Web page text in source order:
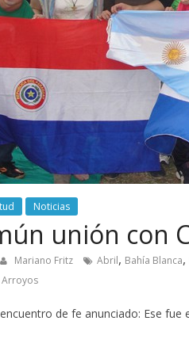
Noticias
unión con
Mariano Fritz Abril, Bahía Blanca,
Arroyos
de fe anunciado: Ese